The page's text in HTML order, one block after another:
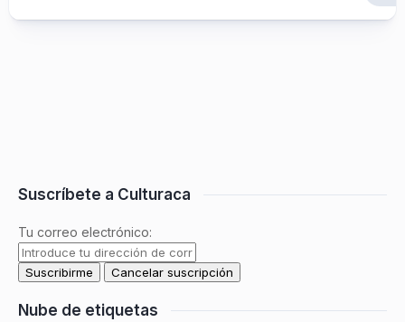
Suscríbete a Culturaca
Tu correo electrónico:
Nube de etiquetas